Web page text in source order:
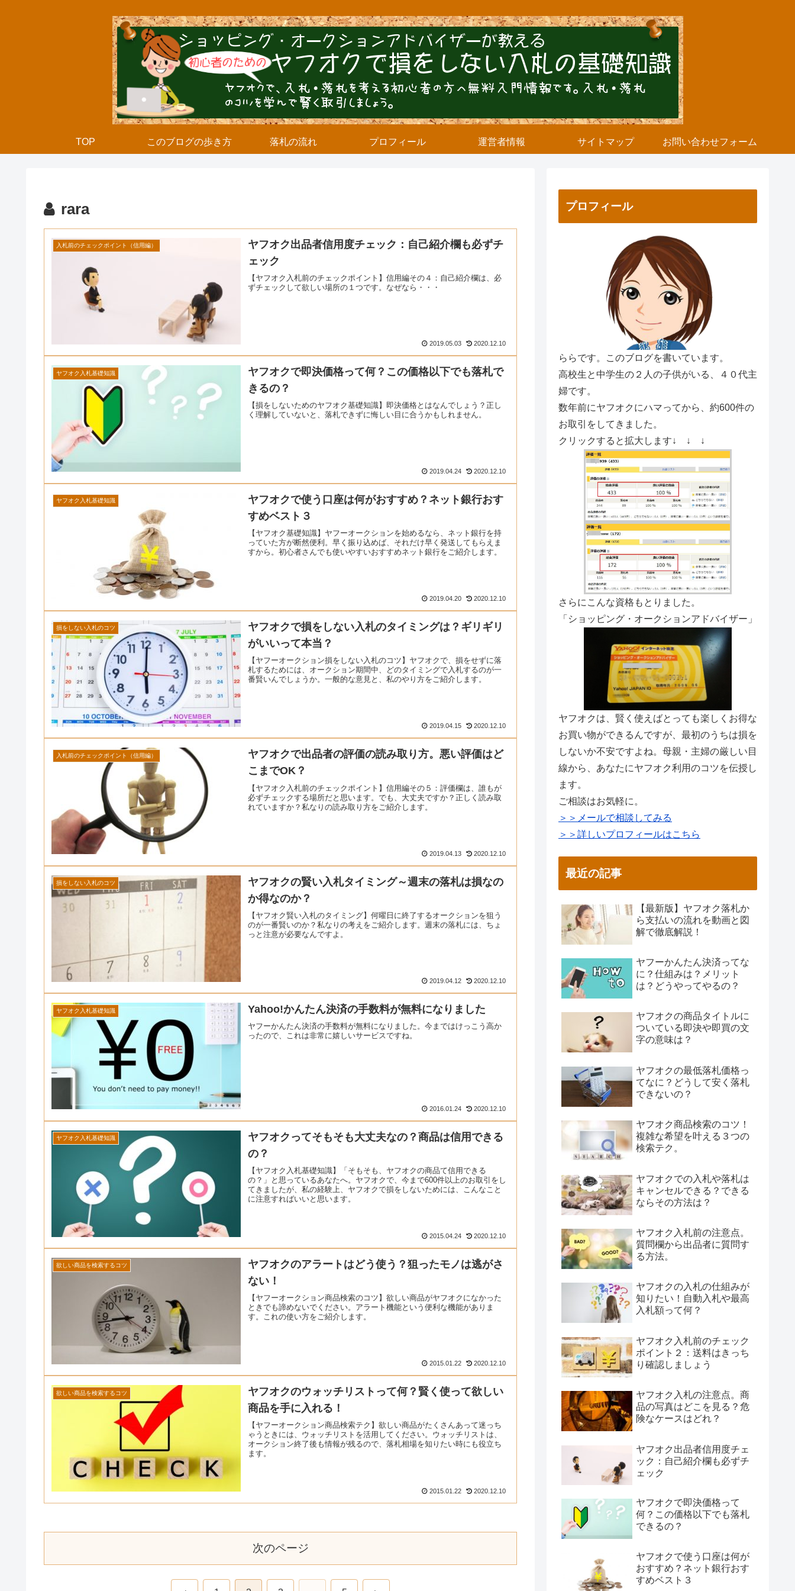
TOP このブログの歩き方 落札の流れ プロフィール 運営者情報 サイトマップ お問い合わせフォーム
rara
入札前のチェックポイント（信用編）
ヤフオク出品者信用度チェック：自己紹介欄も必ずチ
ェック
【ヤフオク入札前のチェックポイント】信用編その４：自己紹介欄は、必
ずチェックして欲しい場所の１つです。なぜなら・・・
2019.05.03 2020.12.10
ヤフオク入札基礎知識
ヤフオクで即決価格って何？この価格以下でも落札で
きるの？
【損をしないためのヤフオク基礎知識】即決価格とはなんでしょう？正し
く理解していないと、落札できずに悔しい目に合うかもしれません。
2019.04.24 2020.12.10
ヤフオク入札基礎知識
ヤフオクで使う口座は何がおすすめ？ネット銀行おす
すめベスト３
【ヤフオク基礎知識】ヤフーオークションを始めるなら、ネット銀行を持
っていた方が断然便利。早く振り込めば、それだけ早く発送してもらえま
すから。初心者さんでも使いやすいおすすめネット銀行をご紹介します。
2019.04.20 2020.12.10
損をしない入札のコツ
ヤフオクで損をしない入札のタイミングは？ギリギリ
がいいって本当？
【ヤフーオークション損をしない入札のコツ】ヤフオクで、損をせずに落
札するためには、オークション期間中、どのタイミングで入札するのが一
番賢いんでしょうか。一般的な意見と、私のやり方をご紹介します。
2019.04.15 2020.12.10
入札前のチェックポイント（信用編）
ヤフオクで出品者の評価の読み取り方。悪い評価はど
こまでOK？
【ヤフオク入札前のチェックポイント】信用編その５：評価欄は、誰もが
必ずチェックする場所だと思います。でも、大丈夫ですか？正しく読み取
れていますか？私なりの読み取り方をご紹介します。
2019.04.13 2020.12.10
損をしない入札のコツ
ヤフオクの賢い入札タイミング～週末の落札は損なの
か得なのか？
【ヤフオク賢い入札のタイミング】何曜日に終了するオークションを狙う
のが一番賢いのか？私なりの考えをご紹介します。週末の落札には、ちょ
っと注意が必要なんですよ。
2019.04.12 2020.12.10
ヤフオク入札基礎知識 Yahoo!かんたん決済の手数料が無料になりました
ヤフーかんたん決済の手数料が無料になりました。今まではけっこう高か
ったので、これは非常に嬉しいサービスですね。
2016.01.24 2020.12.10
ヤフオク入札基礎知識
ヤフオクってそもそも大丈夫なの？商品は信用できる
の？
【ヤフオク入札基礎知識】「そもそも、ヤフオクの商品て信用できる
の？」と思っているあなたへ。ヤフオクで、今まで600件以上のお取引をし
てきましたが、私の経験上、ヤフオクで損をしないためには、こんなこと
に注意すればいいと思います。
2015.04.24 2020.12.10
欲しい商品を検索するコツ
ヤフオクのアラートはどう使う？狙ったモノは逃がさ
ない！
【ヤフーオークション商品検索のコツ】欲しい商品がヤフオクになかった
ときでも諦めないでください。アラート機能という便利な機能がありま
す。これの使い方をご紹介します。
2015.01.22 2020.12.10
欲しい商品を検索するコツ
ヤフオクのウォッチリストって何？賢く使って欲しい
商品を手に入れる！
【ヤフーオークション商品検索テク】欲しい商品がたくさんあって迷っち
ゃうときには、ウォッチリストを活用してください。ウォッチリストは、
オークション終了後も情報が残るので、落札相場を知りたい時にも役立ち
ます。
2015.01.22 2020.12.10
次のページ
プロフィール
ららです。このブログを書いています。
高校生と中学生の２人の子供がいる、４０代主
婦です。
数年前にヤフオクにハマってから、約600件の
お取引をしてきました。
クリックすると拡大します↓ ↓ ↓
さらにこんな資格もとりました。
「ショッピング・オークションアドバイザー」
ヤフオクは、賢く使えばとっても楽しくお得な
お買い物ができるんですが、最初のうちは損を
しないか不安ですよね。母親・主婦の厳しい目
線から、あなたにヤフオク利用のコツを伝授し
ます。
ご相談はお気軽に。
＞＞メールで相談してみる
＞＞詳しいプロフィールはこちら
最近の記事
【最新版】ヤフオク落札か
ら支払いの流れを動画と図
解で徹底解説！
ヤフーかんたん決済ってな
に？仕組みは？メリット
は？どうやってやるの？
ヤフオクの商品タイトルに
ついている即決や即買の文
字の意味は？
ヤフオクの最低落札価格っ
てなに？どうして安く落札
できないの？
ヤフオク商品検索のコツ！
複雑な希望を叶える３つの
検索テク。
ヤフオクでの入札や落札は
キャンセルできる？できる
ならその方法は？
ヤフオク入札前の注意点。
質問欄から出品者に質問す
る方法。
ヤフオクの入札の仕組みが
知りたい！自動入札や最高
入札額って何？
ヤフオク入札前のチェック
ポイント２：送料はきっち
り確認しましょう
ヤフオク入札の注意点。商
品の写真はどこを見る？危
険なケースはどれ？
ヤフオク出品者信用度チェ
ック：自己紹介欄も必ずチ
ェック
ヤフオクで即決価格って
何？この価格以下でも落札
できるの？
ヤフオクで使う口座は何が
おすすめ？ネット銀行おす
すめベスト３